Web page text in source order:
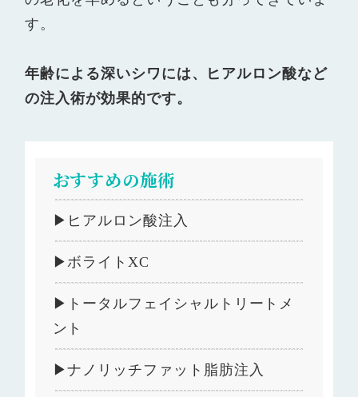
す。
年齢による深いシワには、ヒアルロン酸など
の注入術が効果的です。
おすすめの施術
▶ヒアルロン酸注入
▶ボライトXC
▶トータルフェイシャルトリートメ
ント
▶ナノリッチファット脂肪注入